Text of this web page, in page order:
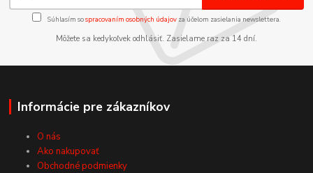
Súhlasím sospracovaním osobných údajov za účelom zasielania newslettera.
Môžete sa kedykoľvek odhlásiť. Zasielame raz za 14 dní.
Informácie pre zákazníkov
O nás
Ako nakupovať
Obchodné podmienky